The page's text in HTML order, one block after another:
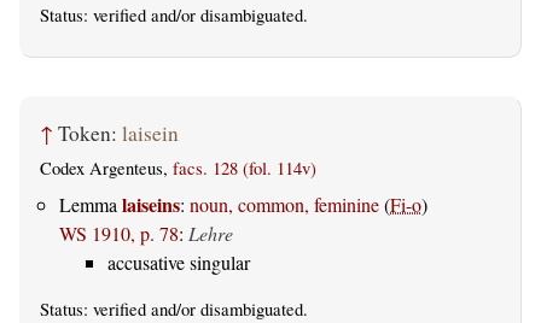
Status: verified and/or disambiguated.
↑ Token: laisein
Codex Argenteus, facs. 128 (fol. 114v)
Lemmalaiseins: noun, common, feminine(Fi-o)
WS 1910, p. 78: Lehre
accusative singular
Status: verified and/or disambiguated.